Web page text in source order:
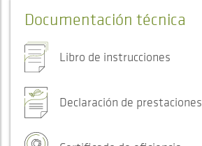
Documentación técnica
Libro de instrucciones
Declaración de prestaciones